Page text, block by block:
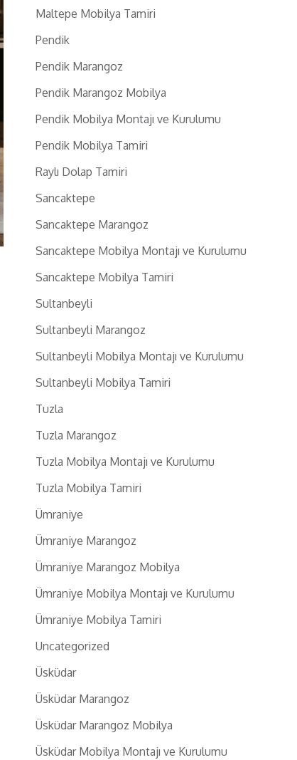
Maltepe Mobilya Tamiri
Pendik
Pendik Marangoz
Pendik Marangoz Mobilya
Pendik Mobilya Montajı ve Kurulumu
Pendik Mobilya Tamiri
Raylı Dolap Tamiri
Sancaktepe
Sancaktepe Marangoz
Sancaktepe Mobilya Montajı ve Kurulumu
Sancaktepe Mobilya Tamiri
Sultanbeyli
Sultanbeyli Marangoz
Sultanbeyli Mobilya Montajı ve Kurulumu
Sultanbeyli Mobilya Tamiri
Tuzla
Tuzla Marangoz
Tuzla Mobilya Montajı ve Kurulumu
Tuzla Mobilya Tamiri
Ümraniye
Ümraniye Marangoz
Ümraniye Marangoz Mobilya
Ümraniye Mobilya Montajı ve Kurulumu
Ümraniye Mobilya Tamiri
Uncategorized
Üsküdar
Üsküdar Marangoz
Üsküdar Marangoz Mobilya
Üsküdar Mobilya Montajı ve Kurulumu